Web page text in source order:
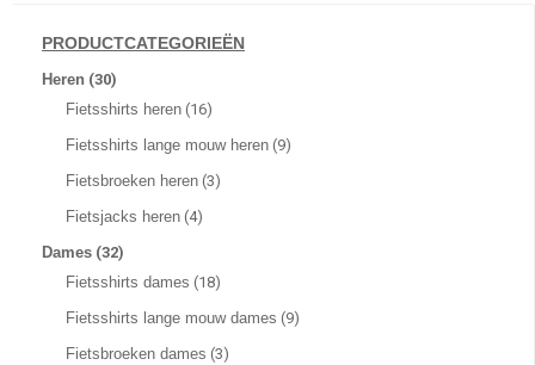
PRODUCTCATEGORIEËN
Heren (30)
Fietsshirts heren (16)
Fietsshirts lange mouw heren (9)
Fietsbroeken heren (3)
Fietsjacks heren (4)
Dames (32)
Fietsshirts dames (18)
Fietsshirts lange mouw dames (9)
Fietsbroeken dames (3)